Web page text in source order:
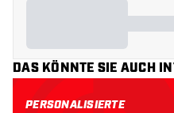
DAS KÖNNTE SIE AUCH
PERSONALISIERTE